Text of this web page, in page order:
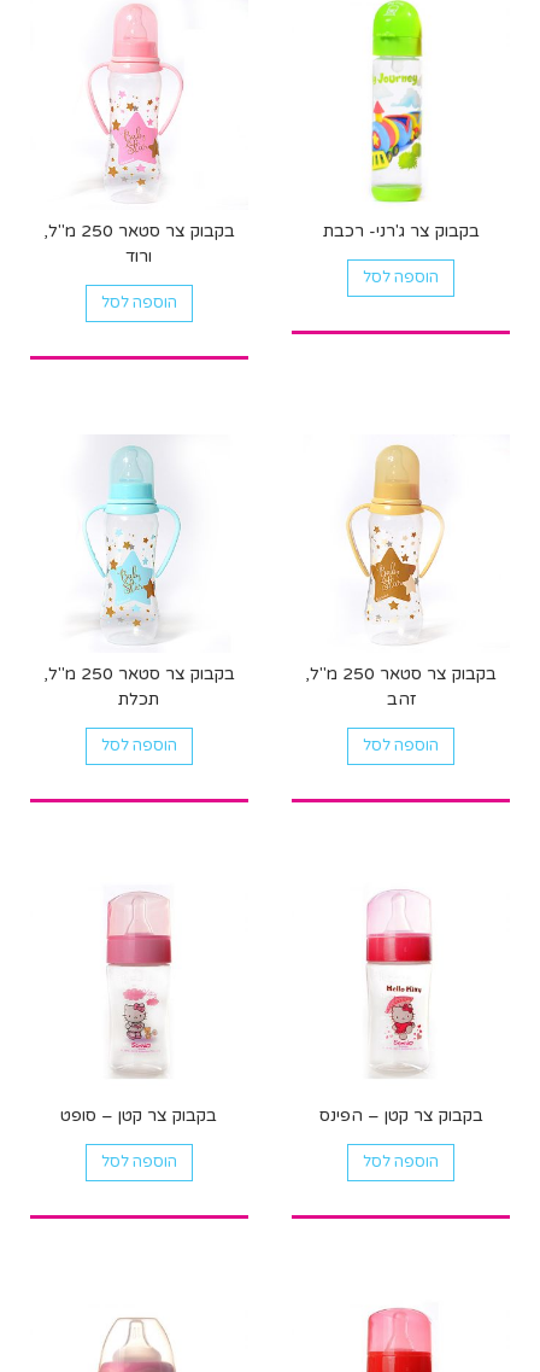
בקבוק צר ג'רני- רכבת
הוספה לסל
בקבוק צר סטאר 250 מ"ל,
ורוד
הוספה לסל
בקבוק צר סטאר 250 מ"ל,
זהב
הוספה לסל
בקבוק צר סטאר 250 מ"ל,
תכלת
הוספה לסל
בקבוק צר קטן – הפינס
הוספה לסל
בקבוק צר קטן – סופט
הוספה לסל